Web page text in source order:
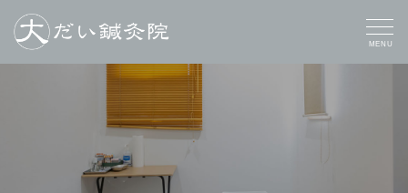
MENU